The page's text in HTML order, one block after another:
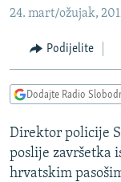
na
navigaciju
Pređite
na
KOSOVO
CRNA GORA
VIDEO
FOTOGALERIJE
INFOGRAFIKE
PODCASTI
RAT U UKRAJINI
KINA NA BALKANU
24. mart/ožujak,
Podijelite
Dodajte Radio
Direktor policije
poslije završetka
hrvatskim